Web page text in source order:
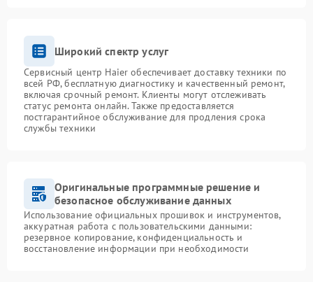
Широкий спектр услуг
Сервисный центр Haier обеспечивает доставку техники по
всей РФ, бесплатную диагностику и качественный ремонт,
включая срочный ремонт. Клиенты могут отслеживать
статус ремонта онлайн. Также предоставляется
постгарантийное обслуживание для продления срока
службы техники
Оригинальные программные решение и
безопасное обслуживание данных
Использование официальных прошивок и инструментов,
аккуратная работа с пользовательскими данными:
резервное копирование, конфиденциальность и
восстановление информации при необходимости